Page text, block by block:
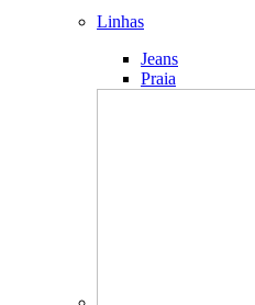
Linhas
Jeans
Praia